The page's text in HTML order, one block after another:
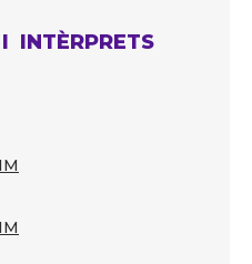
INTÈRPRETS